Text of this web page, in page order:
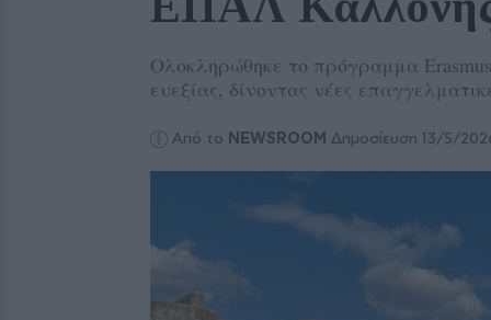
Ολοκληρώθηκε το πρόγραμμα
ευεξίας, δίνοντας νέες
Από το NEWSROOM Δημοσίευση 13/5/